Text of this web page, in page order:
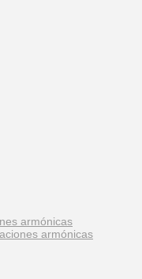
armónicas
armónicas